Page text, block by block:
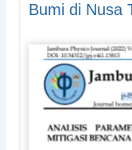
Bumi di Nusa